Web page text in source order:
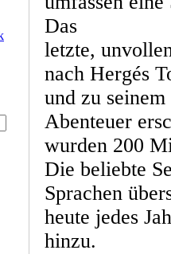
Das
letzte,
nach Hergés
und zu
Abenteuer
wurden 200
Die beliebte
Sprachen
heute jedes
hinzu.